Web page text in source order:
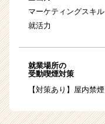
マーケティングスキル
就活力
就業場所の
受動喫煙対策
【対策あり】屋内禁煙